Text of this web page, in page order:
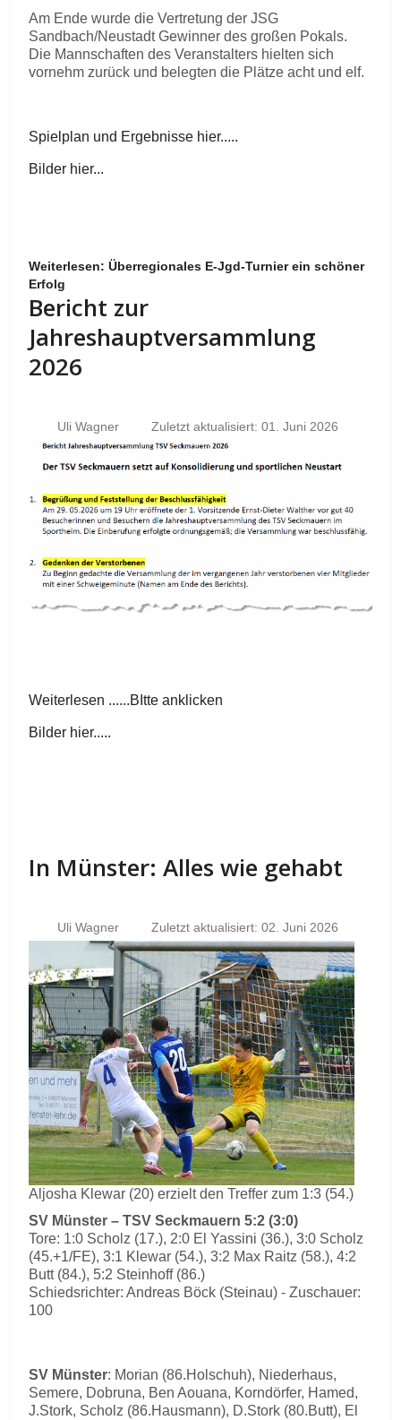
Am Ende wurde die Vertretung der JSG
Sandbach/Neustadt Gewinner des großen Pokals.
Die Mannschaften des Veranstalters hielten sich
vornehm zurück und belegten die Plätze acht und elf.
Spielplan und Ergebnisse hier.....
Bilder hier...
Weiterlesen: Überregionales E-Jgd-Turnier ein schöner
Erfolg
Bericht zur
Jahreshauptversammlung
2026
Uli Wagner Zuletzt aktualisiert: 01. Juni 2026
Weiterlesen ......BItte anklicken
Bilder hier.....
In Münster: Alles wie gehabt
Uli Wagner Zuletzt aktualisiert: 02. Juni 2026
Aljosha Klewar (20) erzielt den Treffer zum 1:3 (54.)
SV Münster – TSV Seckmauern 5:2 (3:0)
Tore: 1:0 Scholz (17.), 2:0 El Yassini (36.), 3:0 Scholz
(45.+1/FE), 3:1 Klewar (54.), 3:2 Max Raitz (58.), 4:2
Butt (84.), 5:2 Steinhoff (86.)
Schiedsrichter: Andreas Böck (Steinau) - Zuschauer:
100
SV Münster: Morian (86.Holschuh), Niederhaus,
Semere, Dobruna, Ben Aouana, Korndörfer, Hamed,
J.Stork, Scholz (86.Hausmann), D.Stork (80.Butt), El